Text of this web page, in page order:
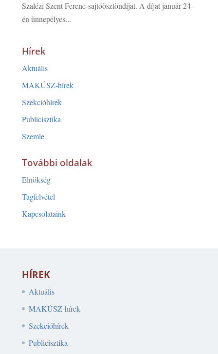
Szalézi Szent Ferenc-sajtóösztöndíjat. A díjat január 24-
én ünnepélyes...
Hírek
Aktuális
MAKÚSZ-hírek
Szekcióhírek
Publicisztika
Szemle
További oldalak
Elnökség
Tagfelvétel
Kapcsolataink
HÍREK
Aktuális
MAKÚSZ-hírek
Szekcióhírek
Publicisztika